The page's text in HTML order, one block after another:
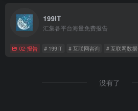
199IT
汇集各平台海量免费报告
02-报告 # 199IT # 互联网咨询 # 互联网数据
没有了